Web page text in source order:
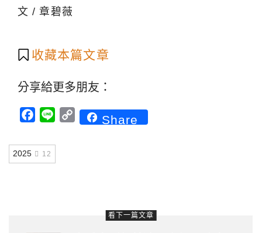
文 / 章碧薇
收藏本篇文章
分享給更多朋友：
Facebook
Line CopyShare
2025 12
看下一篇文章